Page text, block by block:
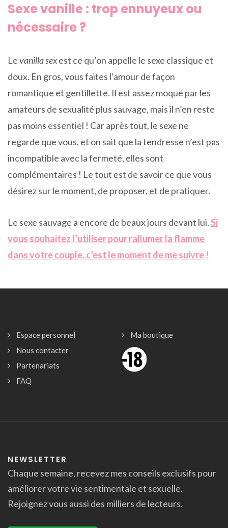
Sexe vanille : trop ennuyeux ou
nécessaire ?
Levanilla sexest ce qu’on appelle le sexe classique et
doux. En gros, vous faites l’amour de façon
romantique et gentillette. Il est assez moqué par les
amateurs de sexualité plus sauvage, mais il n’en reste
pas moins essentiel ! Car après tout, le sexe ne
regarde que vous, et on sait que la tendresse n’est pas
incompatible avec la fermeté, elles sont
complémentaires ! Le tout est de savoir ce que vous
désirez sur le moment, de proposer, et de pratiquer.
Le sexe sauvage a encore de beaux jours devant lui.Si
vous souhaitez l’utiliser pour rallumer la flamme
dans votre couple, c’est le moment de me suivre !
Espace personnel
Nous contacter
Partenariats
FAQ
Ma boutique
NEWSLETTER
Chaque semaine, recevez mes conseils exclusifs pour
améliorer votre vie sentimentale et sexuelle.
Rejoignez vous aussi des milliers de lecteurs.